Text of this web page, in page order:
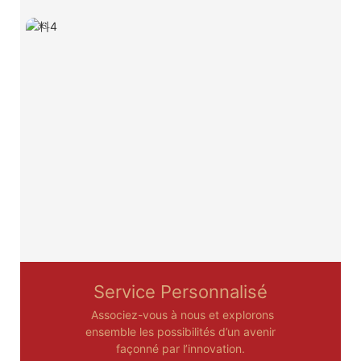
Service Personnalisé
Associez-vous à nous et explorons
ensemble les possibilités d’un avenir
façonné par l’innovation.